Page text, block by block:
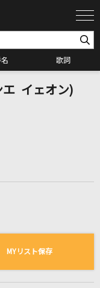
歌詞
の一覧
エ イェオン)
MYリスト保存